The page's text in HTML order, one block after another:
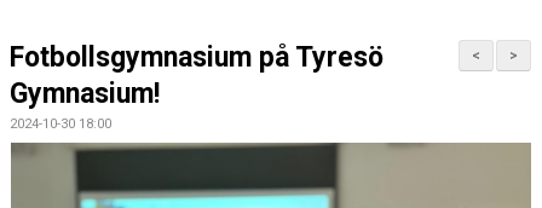
>
<
Fotbollsgymnasium på Tyresö
Gymnasium!
2024-10-30 18:00